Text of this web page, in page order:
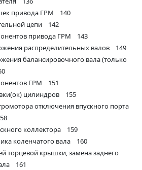
привода ГРМ 140
цепи 142
привода ГРМ 143
распределительных валов 149
балансировочного вала (только
ГРМ 151
цилиндров 155
отключения впускного порта
коллектора 159
коленчатого вала 160
торцевой крышки, замена заднего
161